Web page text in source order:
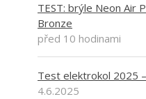
TEST: brýle Neon Air
Bronze
před 10 hodinami
Test elektrokol 2025
4.6.2025